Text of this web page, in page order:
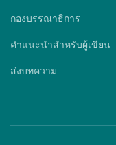
กองบรรณาธิการ
คำแนะนำสำหรับผู้เขียน
ส่งบทความ